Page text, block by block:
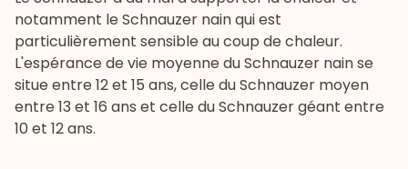
notamment le Schnauzer nain qui est
particulièrement sensible aucoup de chaleur.
L'espérance de vie moyenne du Schnauzer nain se
situe entre 12 et 15 ans, celle du Schnauzer moyen
entre 13 et 16 ans et celle du Schnauzer géant entre
10 et 12 ans.